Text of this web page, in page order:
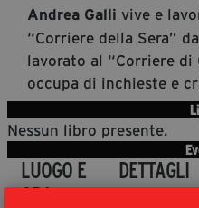
#Trameascuola
Visioni Civiche
Mostra 3D - Visioni
Il Diritto di Essere
Contatti
Andrea Galli vive e
“Corriere della Sera”
lavorato al “Corriere di
occupa di inchieste e
Nessun libro presente.
LUOGO E
ORA
DETTAGLI